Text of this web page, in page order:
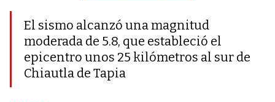
El sismo alcanzó una magnitud
moderada de 5.8, que estableció el
epicentro unos 25 kilómetros al sur de
Chiautla de Tapia